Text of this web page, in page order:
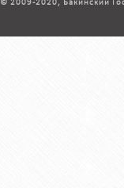
© 2009-2020, Бакинский